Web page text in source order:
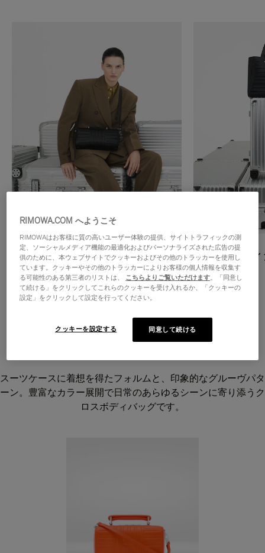
クロスボディバッグ
詳しく見る
ショッピ
詳しく見る
Grooveクロスボディバッグ
スーツケースに着想を得たフォルムと、印象的なグルーヴパタ
ーン。豊富なカラー展開で日常のあらゆるシーンに寄り添うク
ロスボディバッグです。
RIMOWA.COM へようこそ
RIMOWAはお客様に質の高いユーザー体験の提供、サイトトラフィックの測
定、ソーシャルメディア機能の最適化およびパーソナライズされた広告の提
供のために、本ウェブサイトでクッキーおよびその他のトラッカーを使用し
ています。クッキーやその他のトラッカーによりお客様の個人情報を収集す
る可能性のある第三者のリストは、 こちらよりご覧いただけます。「同意し
て続ける」をクリックしてこれらのクッキーを受け入れるか、「クッキーの
設定」をクリックして設定を行ってください。
クッキーを設定する 同意して続ける